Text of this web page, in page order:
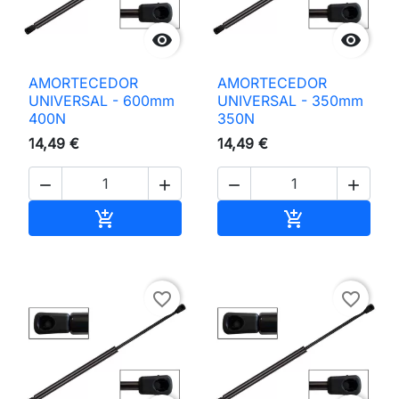

AMORTECEDOR
UNIVERSAL - 600mm
400N
14,49 €
 


AMORTECEDOR
UNIVERSAL - 350mm
350N
14,49 €
 

favorite_border favorite_border